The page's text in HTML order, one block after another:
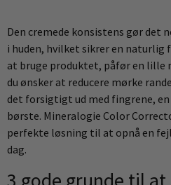
Den cremede konsistens gør det
i huden, hvilket sikrer en naturlig
at bruge produktet, påfør en lille
du ønsker at reducere mørke
det forsigtigt ud med fingrene,
børste. Mineralogie Color
perfekte løsning til at opnå en
dag.